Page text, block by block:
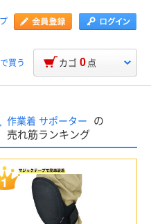
買う カゴ 0 点
作業着 サポーター
の
売れ筋ランキング